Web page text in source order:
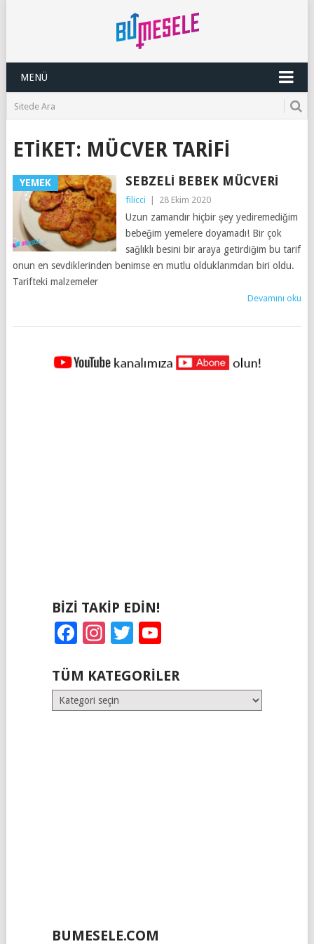
MENÜ
ETIKET: MÜCVER TARIFI
YEMEK SEBZELI BEBEK MÜCVERI
filicci 28 Ekim 2020
Uzun zamandır hiçbir şey yediremediğim
bebeğim yemelere doyamadı! Bir çok
sağlıklı besini bir araya getirdiğim bu tarif
onun en sevdiklerinden benimse en mutlu olduklarımdan biri oldu.
Tarifteki malzemeler
Devamını oku
YAZILAR
BIZI TAKIP EDIN!
Facebook
Instagram
Twitter
TÜM KATEGORILER
Tüm
Kategoriler
BUMESELE.COM